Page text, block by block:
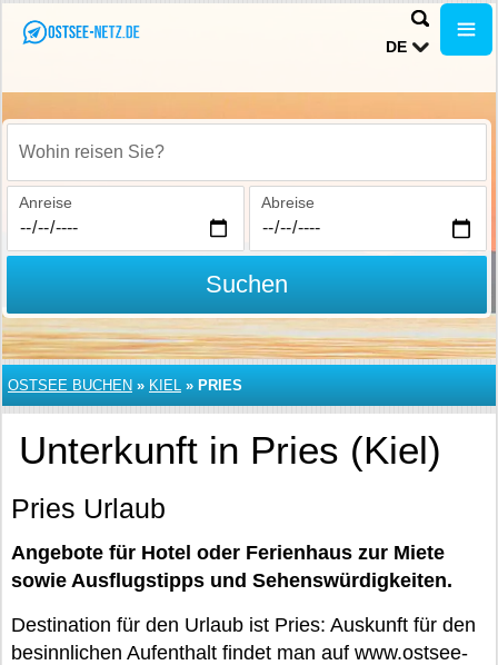
DE
Wohin reisen Sie?
Anreise Abreise
Suchen
OSTSEE BUCHEN » KIEL » PRIES
Unterkunft in Pries (Kiel)
Pries Urlaub
Angebote für Hotel oder Ferienhaus zur Miete
sowie Ausflugstipps und Sehenswürdigkeiten.
Destination für den Urlaub ist Pries: Auskunft für den
besinnlichen Aufenthalt findet man auf www.ostsee-